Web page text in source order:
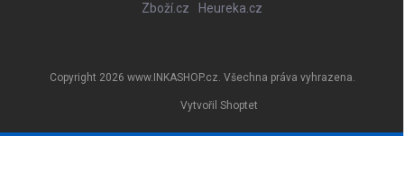
Zboží.cz Heureka.cz
Vytvořil Shoptet
Copyright 2026 www.INKASHOP.cz. Všechna práva vyhrazena.